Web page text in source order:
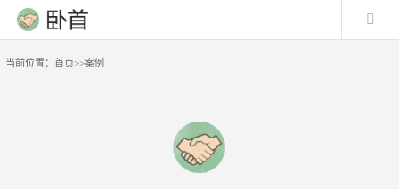
当前位置： 首页>>案例